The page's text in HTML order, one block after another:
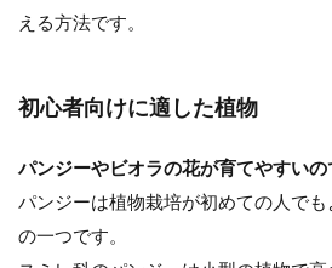
が、いくつかの種
える方法です。
初心者向けに適した植物
パンジーやビオラの花が育てやすいの
パンジーは植物栽培が初めての人で
の一つです。